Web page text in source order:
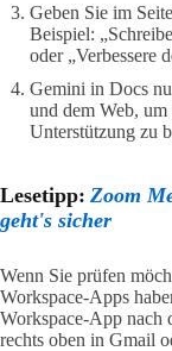
Geben Sie im
Beispiel:
oder „Verbessere
Gemini in Docs
und dem Web,
Unterstützung zu
Lesetipp: Zoom
geht's sicher
Wenn Sie prüfen
Workspace-Apps
Workspace-App nach
rechts oben in Gmail